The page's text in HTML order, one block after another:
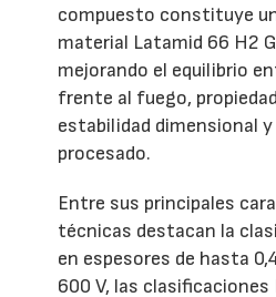
compuesto constituye
material Latamid 66 H2
mejorando el equilibrio
frente al fuego,
estabilidad dimensional
procesado.
Entre sus principales
técnicas destacan la
en espesores de hasta
600 V, las clasificaciones